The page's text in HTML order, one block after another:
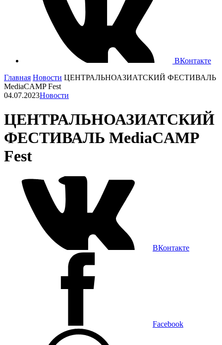
ВКонтакте
Главная Новости ЦЕНТРАЛЬНОАЗИАТСКИЙ ФЕСТИВАЛЬ
MediaCAMP Fest
04.07.2023Новости
ЦЕНТРАЛЬНОАЗИАТСКИЙ
ФЕСТИВАЛЬ MediaCAMP
Fest
ВКонтакте
Facebook